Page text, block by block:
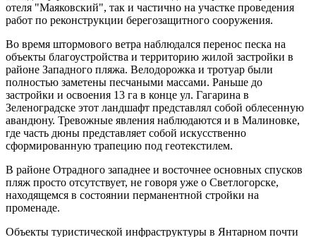
отеля "Маяковский", так и частично на участке проведения
работ по реконструкции берегозащитного сооружения.
Во время штормового ветра наблюдался перенос песка на
объекты благоустройства и территорию жилой застройки в
районе Западного пляжа. Велодорожка и тротуар были
полностью заметены песчаными массами. Раньше до
застройки и освоения 13 га в конце ул. Гагарина в
Зеленоградске этот ландшафт представлял собой облесенную
авандюну. Тревожные явления наблюдаются и в Малиновке,
где часть дюны представляет собой искусственно
сформированную трапецию под геотекстилем.
В районе Отрадного западнее и восточнее основных спусков
пляж просто отсутствует, не говоря уже о Светлогорске,
находящемся в состоянии перманентной стройки на
променаде.
Объекты туристической инфраструктуры в Янтарном почти